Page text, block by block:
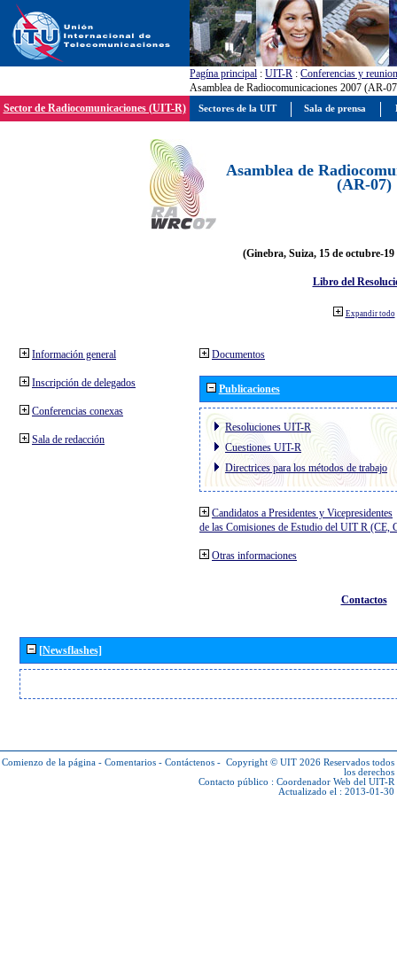
Pagína principal : UIT-R : Conferencias y
Asamblea de Radiocomunicaciones 2007 (AR-
Sector de Radiocomunicaciones (UIT-R)
Asamblea de
(AR-07)
(Ginebra, Suiza, 15 de octubre-19
Libro del
Expandir todo
Información general
Inscripción de delegados
Conferencias conexas
Sala de redacción
Documentos
Publicaciones
Resoluciones UIT-R
Cuestiones UIT-R
Directrices para los métodos de trabajo
Candidatos a Presidentes y Vicepresidentes
de las Comisiones de Estudio del UIT R (CE,
Otras informaciones
Contactos
[Newsflashes]
Comienzo de la página - Comentarios - Contáctenos - Copyright © UIT 2026 Reservados todos
los derechos
Contacto público : Coordenador Web del UIT-R
Actualizado el : 2013-01-30
Sectores de la UIT Sala de prensa